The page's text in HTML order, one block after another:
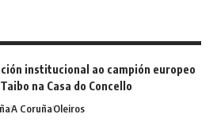
institucional ao campión europeo
na Casa do Concello
A CoruñaOleiros